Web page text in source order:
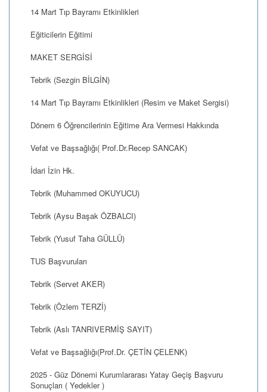
14 Mart Tıp Bayramı Etkinlikleri
Eğiticilerin Eğitimi
MAKET SERGİSİ
Tebrik (Sezgin BİLGİN)
14 Mart Tıp Bayramı Etkinlikleri (Resim ve Maket Sergisi)
Dönem 6 Öğrencilerinin Eğitime Ara Vermesi Hakkında
Vefat ve Başsağlığı( Prof.Dr.Recep SANCAK)
İdari İzin Hk.
Tebrik (Muhammed OKUYUCU)
Tebrik (Aysu Başak ÖZBALCI)
Tebrik (Yusuf Taha GÜLLÜ)
TUS Başvuruları
Tebrik (Servet AKER)
Tebrik (Özlem TERZİ)
Tebrik (Aslı TANRIVERMİŞ SAYIT)
Vefat ve Başsağlığı(Prof.Dr. ÇETİN ÇELENK)
2025 - Güz Dönemi Kurumlararası Yatay Geçiş Başvuru
Sonuçları ( Yedekler )